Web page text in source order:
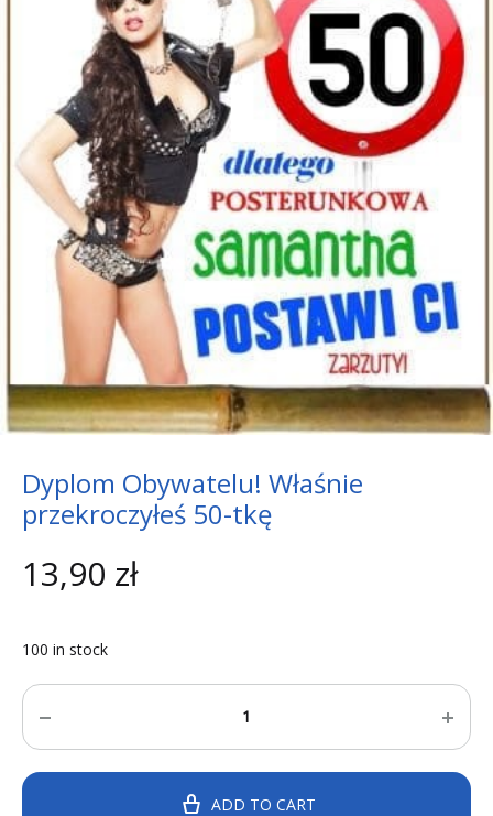
Dyplom Obywatelu! Właśnie
przekroczyłeś 50-tkę
13,90 zł
100 in stock
Quantity
ADD TO CART